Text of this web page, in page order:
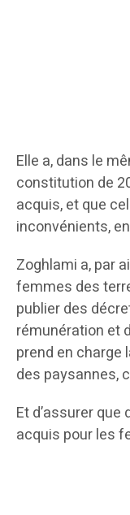
Elle a, dans le
constitution de
acquis, et que
inconvénients,
Zoghlami a, par
femmes des
publier des
rémunération et
prend en charge
des paysannes,
Et d’assurer que
acquis pour les